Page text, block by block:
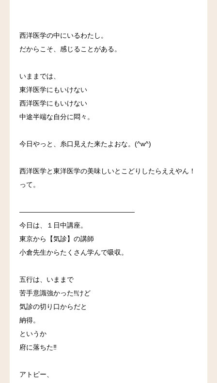
西洋医学の中にいるわたし。
だからこそ、感じることがある。
いままでは、
東洋医学にもいけない
西洋医学にもいけない
中途半端な自分に悶々。
今日やっと、糸口見えた来たよおな。(^w^)
西洋医学と東洋医学の美味しいとこどりしたらええやん！
って。
—————————————————
今日は、１日中講座。
東京から【気診】の講師
小倉先生からたくさん学んで吸収。
五行は、いままで
苦手意識強かった‼けど
気診の切り口からだと
納得。
というか
府に落ちた‼
アトピー、